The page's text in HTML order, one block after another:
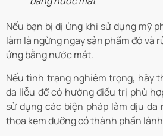
Nếu bạn bị dị ứng khi sử dụng mỹ
làm là ngừng ngay sản phẩm đó và
ứng bằng nước mát.
Nếu tình trạng nghiêm trọng, hãy
da liễu để có hướng điều trị phù
sử dụng các biện pháp làm dịu
thoa kem dưỡng có thành phần